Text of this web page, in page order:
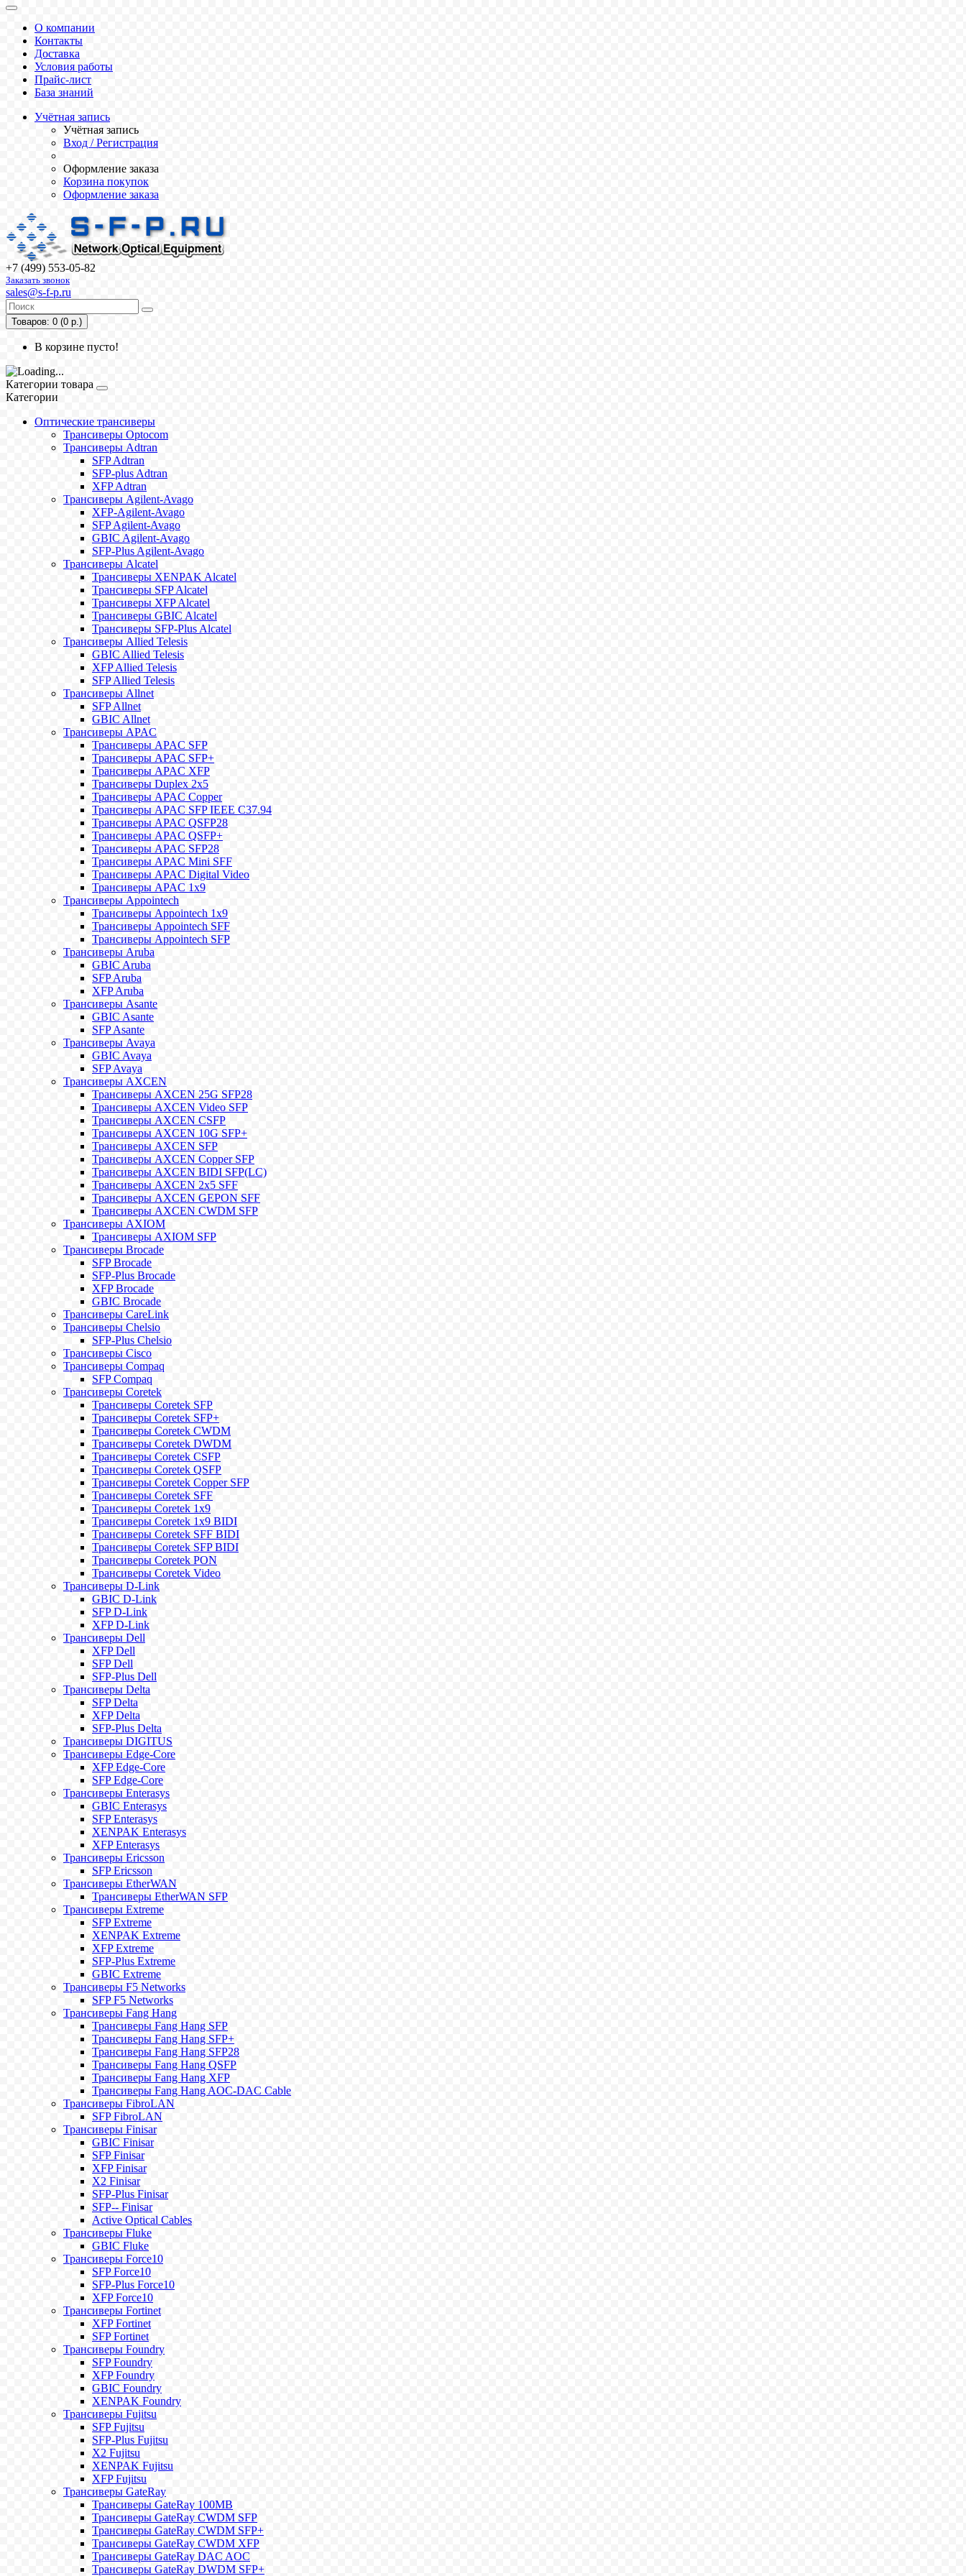
О компании
Контакты
Доставка
Условия работы
Прайс-лист
База знаний
Учётная запись
Учётная запись
Вход / Регистрация
Оформление заказа
Корзина покупок
Оформление заказа
+7 (499) 553-05-82
Заказать звонок
sales@s-f-p.ru
Товаров: 0 (0 р.)
В корзине пусто!
Категории товара
Категории
Оптические трансиверы
Трансиверы Optocom
Трансиверы Adtran
SFP Adtran
SFP-plus Adtran
XFP Adtran
Трансиверы Agilent-Avago
XFP-Agilent-Avago
SFP Agilent-Avago
GBIC Agilent-Avago
SFP-Plus Agilent-Avago
Трансиверы Alcatel
Трансиверы XENPAK Alcatel
Трансиверы SFP Alcatel
Трансиверы XFP Alcatel
Трансиверы GBIC Alcatel
Трансиверы SFP-Plus Alcatel
Трансиверы Allied Telesis
GBIC Allied Telesis
XFP Allied Telesis
SFP Allied Telesis
Трансиверы Allnet
SFP Allnet
GBIC Allnet
Трансиверы APAC
Трансиверы APAC SFP
Трансиверы APAC SFP+
Трансиверы APAC XFP
Трансиверы Duplex 2x5
Трансиверы APAC Copper
Трансиверы APAC SFP IEEE C37.94
Трансиверы APAC QSFP28
Трансиверы APAC QSFP+
Трансиверы APAC SFP28
Трансиверы APAC Mini SFF
Трансиверы APAC Digital Video
Трансиверы APAC 1x9
Трансиверы Appointech
Трансиверы Appointech 1x9
Трансиверы Appointech SFF
Трансиверы Appointech SFP
Трансиверы Aruba
GBIC Aruba
SFP Aruba
XFP Aruba
Трансиверы Asante
GBIC Asante
SFP Asante
Трансиверы Avaya
GBIC Avaya
SFP Avaya
Трансиверы AXCEN
Трансиверы AXCEN 25G SFP28
Трансиверы AXCEN Video SFP
Трансиверы AXCEN CSFP
Трансиверы AXCEN 10G SFP+
Трансиверы AXCEN SFP
Трансиверы AXCEN Copper SFP
Трансиверы AXCEN BIDI SFP(LC)
Трансиверы AXCEN 2x5 SFF
Трансиверы AXCEN GEPON SFF
Трансиверы AXCEN CWDM SFP
Трансиверы AXIOM
Трансиверы AXIOM SFP
Трансиверы Brocade
SFP Brocade
SFP-Plus Brocade
XFP Brocade
GBIC Brocade
Трансиверы CareLink
Трансиверы Chelsio
SFP-Plus Chelsio
Трансиверы Cisco
Трансиверы Compaq
SFP Compaq
Трансиверы Coretek
Трансиверы Coretek SFP
Трансиверы Coretek SFP+
Трансиверы Coretek CWDM
Трансиверы Coretek DWDM
Трансиверы Coretek CSFP
Трансиверы Coretek QSFP
Трансиверы Coretek Copper SFP
Трансиверы Coretek SFF
Трансиверы Coretek 1x9
Трансиверы Coretek 1x9 BIDI
Трансиверы Coretek SFF BIDI
Трансиверы Coretek SFP BIDI
Трансиверы Coretek PON
Трансиверы Coretek Video
Трансиверы D-Link
GBIC D-Link
SFP D-Link
XFP D-Link
Трансиверы Dell
XFP Dell
SFP Dell
SFP-Plus Dell
Трансиверы Delta
SFP Delta
XFP Delta
SFP-Plus Delta
Трансиверы DIGITUS
Трансиверы Edge-Core
XFP Edge-Core
SFP Edge-Core
Трансиверы Enterasys
GBIC Enterasys
SFP Enterasys
XENPAK Enterasys
XFP Enterasys
Трансиверы Ericsson
SFP Ericsson
Трансиверы EtherWAN
Трансиверы EtherWAN SFP
Трансиверы Extreme
SFP Extreme
XENPAK Extreme
XFP Extreme
SFP-Plus Extreme
GBIC Extreme
Трансиверы F5 Networks
SFP F5 Networks
Трансиверы Fang Hang
Трансиверы Fang Hang SFP
Трансиверы Fang Hang SFP+
Трансиверы Fang Hang SFP28
Трансиверы Fang Hang QSFP
Трансиверы Fang Hang XFP
Трансиверы Fang Hang AOC-DAC Cable
Трансиверы FibroLAN
SFP FibroLAN
Трансиверы Finisar
GBIC Finisar
SFP Finisar
XFP Finisar
X2 Finisar
SFP-Plus Finisar
SFP-- Finisar
Active Optical Cables
Трансиверы Fluke
GBIC Fluke
Трансиверы Force10
SFP Force10
SFP-Plus Force10
XFP Force10
Трансиверы Fortinet
XFP Fortinet
SFP Fortinet
Трансиверы Foundry
SFP Foundry
XFP Foundry
GBIC Foundry
XENPAK Foundry
Трансиверы Fujitsu
SFP Fujitsu
SFP-Plus Fujitsu
X2 Fujitsu
XENPAK Fujitsu
XFP Fujitsu
Трансиверы GateRay
Трансиверы GateRay 100MB
Трансиверы GateRay CWDM SFP
Трансиверы GateRay CWDM SFP+
Трансиверы GateRay CWDM XFP
Трансиверы GateRay DAC AOC
Трансиверы GateRay DWDM SFP+